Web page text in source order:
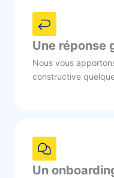
Une réponse
Nous vous
constructive
Un